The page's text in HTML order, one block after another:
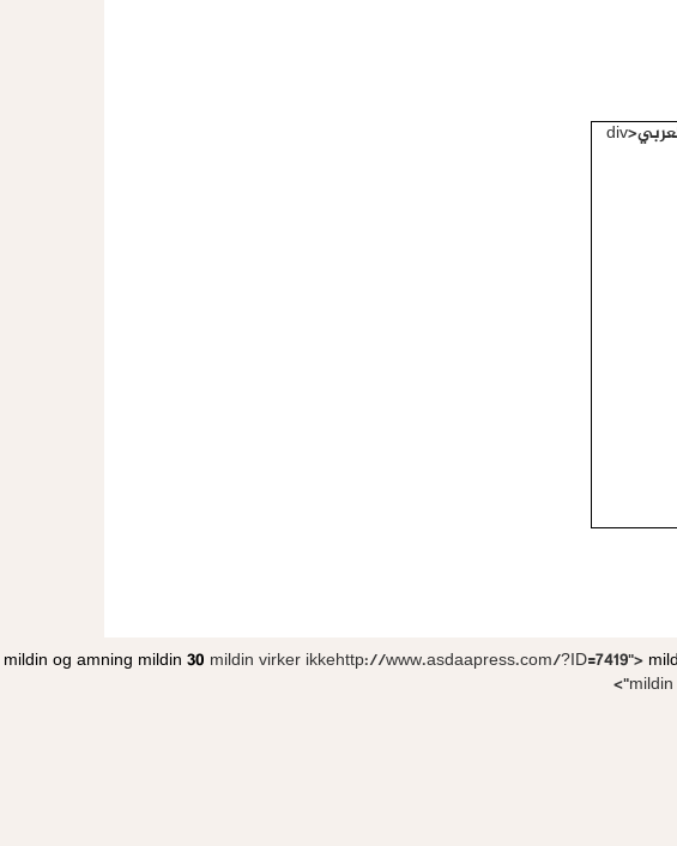
mildin og amning mildin 30 mildin virker ikkehttp://www.asdaapress.com/?ID=7419">